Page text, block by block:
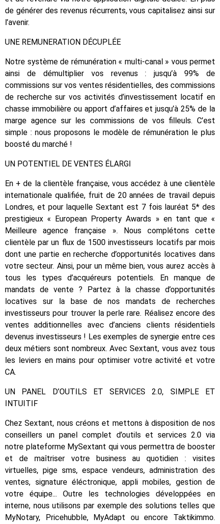
de générer des revenus récurrents, vous capitalisez ainsi sur
l’avenir.
UNE REMUNERATION DÉCUPLÉE
Notre système de rémunération « multi-canal » vous permet
ainsi de démultiplier vos revenus : jusqu’à 99% de
commissions sur vos ventes résidentielles, des commissions
de recherche sur vos activités d’investissement locatif en
chasse immobilière ou apport d’affaires et jusqu’à 25% de la
marge agence sur les commissions de vos filleuls. C’est
simple : nous proposons le modèle de rémunération le plus
boosté du marché !
UN POTENTIEL DE VENTES ÉLARGI
En + de la clientèle française, vous accédez à une clientèle
internationale qualifiée, fruit de 20 années de travail depuis
Londres, et pour laquelle Sextant est 7 fois lauréat 5* des
prestigieux « European Property Awards » en tant que «
Meilleure agence française ». Nous complétons cette
clientèle par un flux de 1500 investisseurs locatifs par mois
dont une partie en recherche d’opportunités locatives dans
votre secteur. Ainsi, pour un même bien, vous aurez accès à
tous les types d’acquéreurs potentiels. En manque de
mandats de vente ? Partez à la chasse d’opportunités
locatives sur la base de nos mandats de recherches
investisseurs pour trouver la perle rare. Réalisez encore des
ventes additionnelles avec d’anciens clients résidentiels
devenus investisseurs ! Les exemples de synergie entre ces
deux métiers sont nombreux. Avec Sextant, vous avez tous
les leviers en mains pour optimiser votre activité et votre
CA.
UN PANEL D’OUTILS ET SERVICES 2.0, SIMPLE ET
INTUITIF
Chez Sextant, nous créons et mettons à disposition de nos
conseillers un panel complet d’outils et services 2.0 via
notre plateforme MySextant qui vous permettra de booster
et de maîtriser votre business au quotidien : visites
virtuelles, pige sms, espace vendeurs, administration des
ventes, signature éléctronique, appli mobiles, gestion de
votre équipe... Outre les technologies développées en
interne, nous utilisons par exemple des solutions telles que
MyNotary, Pricehubble, MyAdapt ou encore Taktikimmo.